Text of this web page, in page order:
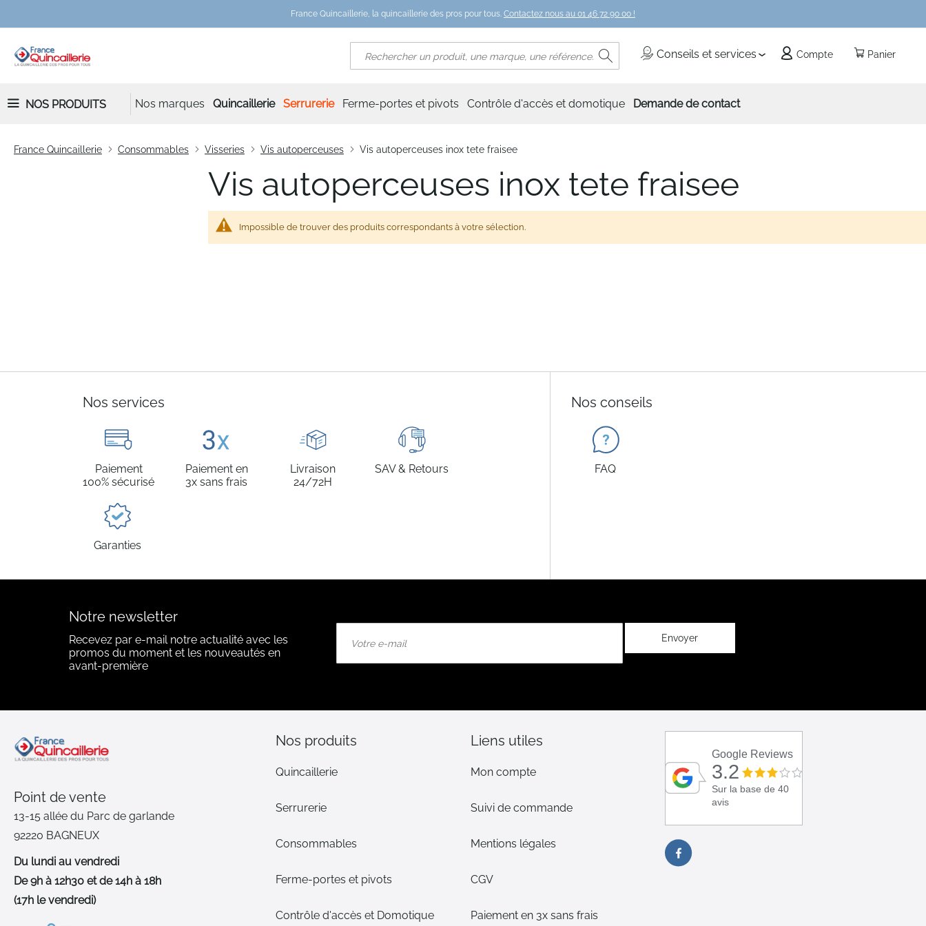
France Quincaillerie, la quincaillerie des pros pour tous. Contactez nous au 01 46 72 90 00 !
Panier
Conseils et services Compte
Rechercher
NOS PRODUITS Nos marques Quincaillerie Serrurerie Ferme-portes et pivots Contrôle d'accès et domotique Demande de contact
France Quincaillerie Consommables Visseries Vis autoperceuses Vis autoperceuses inox tete fraisee
Vis autoperceuses inox tete fraisee
Impossible de trouver des produits correspondants à votre sélection.
Nos services
Paiement
100% sécurisé
Paiement en
3x sans frais
Livraison
24/72H
SAV & Retours
Garanties
Nos conseils
FAQ
Notre newsletter
Recevez par e-mail notre actualité avec les
promos du moment et les nouveautés en
avant-première
notre
:
Envoyer
Point de vente
13-15 allée du Parc de garlande
92220 BAGNEUX
Du lundi au vendredi
De 9h à 12h30 et de 14h à 18h
(17h le vendredi)
Nos produits
Quincaillerie
Serrurerie
Consommables
Ferme-portes et pivots
Contrôle d'accès et Domotique
Liens utiles
Mon compte
Suivi de commande
Mentions légales
CGV
Paiement en 3x sans frais
Google Reviews
3.2
Sur la base de 40
avis